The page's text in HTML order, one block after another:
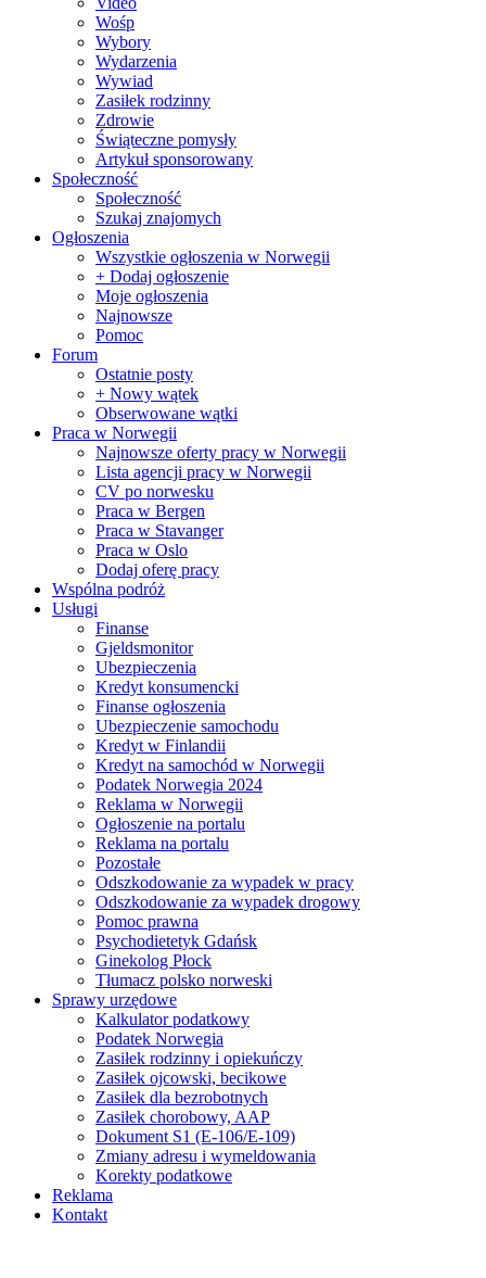
Wośp
Wybory
Wydarzenia
Wywiad
Zasiłek rodzinny
Zdrowie
Świąteczne pomysły
Artykuł sponsorowany
Społeczność
Społeczność
Szukaj znajomych
Ogłoszenia
Wszystkie ogłoszenia w Norwegii
+ Dodaj ogłoszenie
Moje ogłoszenia
Najnowsze
Pomoc
Forum
Ostatnie posty
+ Nowy wątek
Obserwowane wątki
Praca w Norwegii
Najnowsze oferty pracy w Norwegii
Lista agencji pracy w Norwegii
CV po norwesku
Praca w Bergen
Praca w Stavanger
Praca w Oslo
Dodaj oferę pracy
Wspólna podróż
Usługi
Finanse
Gjeldsmonitor
Ubezpieczenia
Kredyt konsumencki
Finanse ogłoszenia
Ubezpieczenie samochodu
Kredyt w Finlandii
Kredyt na samochód w Norwegii
Podatek Norwegia 2024
Reklama w Norwegii
Ogłoszenie na portalu
Reklama na portalu
Pozostałe
Odszkodowanie za wypadek w pracy
Odszkodowanie za wypadek drogowy
Pomoc prawna
Psychodietetyk Gdańsk
Ginekolog Płock
Tłumacz polsko norweski
Sprawy urzędowe
Kalkulator podatkowy
Podatek Norwegia
Zasiłek rodzinny i opiekuńczy
Zasiłek ojcowski, becikowe
Zasiłek dla bezrobotnych
Zasiłek chorobowy, AAP
Dokument S1 (E-106/E-109)
Zmiany adresu i wymeldowania
Korekty podatkowe
Reklama
Kontakt